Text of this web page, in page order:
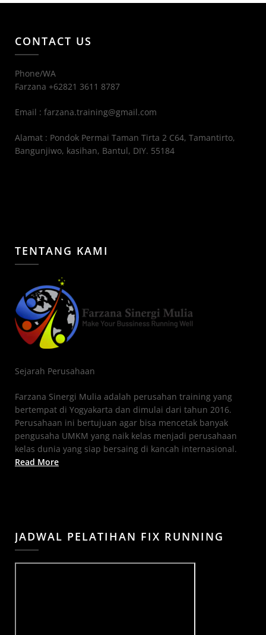
CONTACT US
Phone/WA
Farzana +62821 3611 8787
Email : farzana.training@gmail.com
Alamat : Pondok Permai Taman Tirta 2 C64, Tamantirto,
Bangunjiwo, kasihan, Bantul, DIY. 55184
TENTANG KAMI
Sejarah Perusahaan
Farzana Sinergi Mulia adalah perusahan training yang
bertempat di Yogyakarta dan dimulai dari tahun 2016.
Perusahaan ini bertujuan agar bisa mencetak banyak
pengusaha UMKM yang naik kelas menjadi perusahaan
kelas dunia yang siap bersaing di kancah internasional.
Read More
JADWAL PELATIHAN FIX RUNNING